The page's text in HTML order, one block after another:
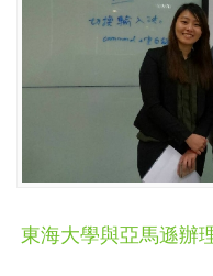
東海大學與亞馬遜辦